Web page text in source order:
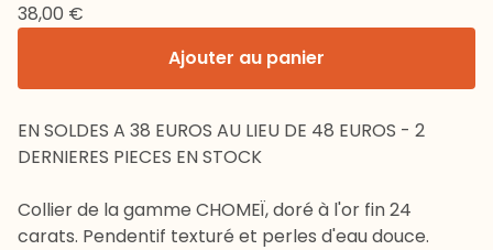
38,00 €
Ajouter au panier
EN SOLDES A 38 EUROS AU LIEU DE 48 EUROS - 2
DERNIERES PIECES EN STOCK
Collier de la gamme CHOMEÏ, doré à l'or fin 24
carats. Pendentif texturé et perles d'eau douce.